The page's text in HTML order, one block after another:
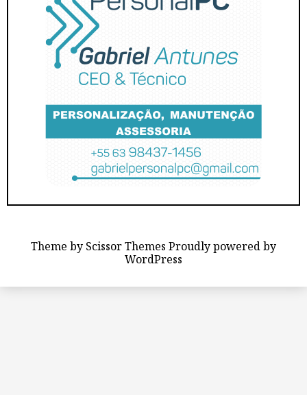
Theme by Scissor Themes Proudly powered by
WordPress